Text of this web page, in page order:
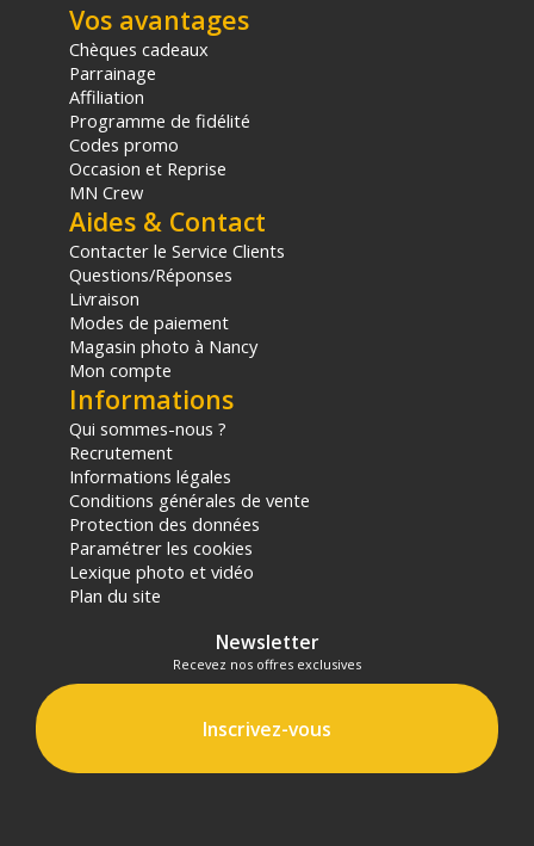
Vos avantages
Chèques cadeaux
Parrainage
Affiliation
Programme de fidélité
Codes promo
Occasion et Reprise
MN Crew
Aides & Contact
Contacter le Service Clients
Questions/Réponses
Livraison
Modes de paiement
Magasin photo à Nancy
Mon compte
Informations
Qui sommes-nous ?
Recrutement
Informations légales
Conditions générales de vente
Protection des données
Paramétrer les cookies
Lexique photo et vidéo
Plan du site
Newsletter
Recevez nos offres exclusives
Inscrivez-vous